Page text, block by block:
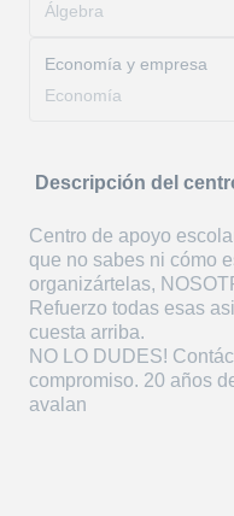
Álgebra
Economía y empresa
Economía
Descripción del
Centro de apoyo
que no sabes ni cómo
organizártelas,
Refuerzo todas esas
cuesta arriba.
NO LO DUDES!
compromiso. 20 años
avalan